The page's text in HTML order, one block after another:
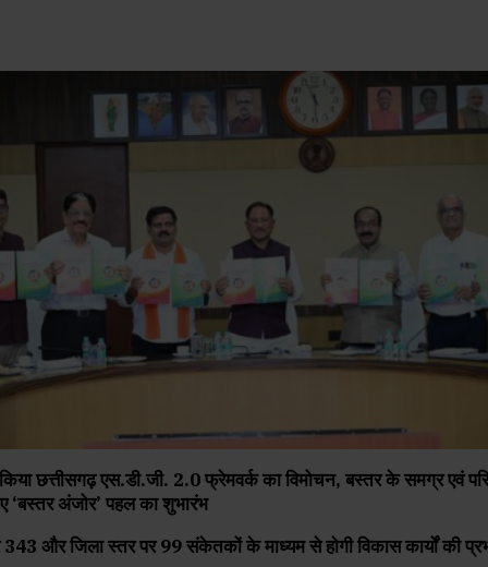
छत्तीसगढ़ एस.डी.जी. 2.0 फ्रेमवर्क का विमोचन, बस्तर के समग्र एवं
‘बस्तर अंजोर’ पहल का शुभारंभ
343 और जिला स्तर पर 99 संकेतकों के माध्यम से होगी विकास कार्यों की